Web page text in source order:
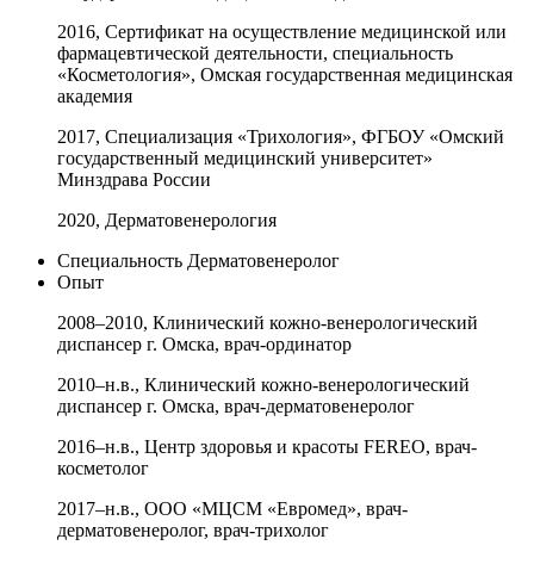
2016, Сертификат на осуществление медицинской или
фармацевтической деятельности, специальность
«Косметология», Омская государственная медицинская
академия
2017, Специализация «Трихология», ФГБОУ «Омский
государственный медицинский университет»
Минздрава России
2020, Дерматовенерология
Специальность Дерматовенеролог
Опыт
2008–2010, Клинический кожно-венерологический
диспансер г. Омска, врач-ординатор
2010–н.в., Клинический кожно-венерологический
диспансер г. Омска, врач-дерматовенеролог
2016–н.в., Центр здоровья и красоты FEREO, врач-
косметолог
2017–н.в., ООО «МЦСМ «Евромед», врач-
дерматовенеролог, врач-трихолог